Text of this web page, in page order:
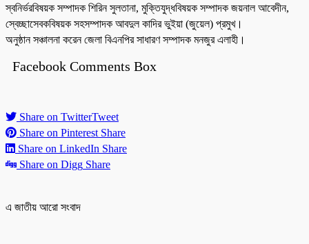
স্বনির্ভরবিষয়ক সম্পাদক শিরিন সুলতানা, মুক্তিযুদ্ধবিষয়ক সম্পাদক জয়নাল আবেদীন,
স্বেচ্ছাসেবকবিষয়ক সহসম্পাদক আবদুল কাদির ভুইয়া (জুয়েল) প্রমুখ।
অনুষ্ঠান সঞ্চালনা করেন জেলা বিএনপির সাধারণ সম্পাদক মনজুর এলাহী।
Facebook Comments Box
Share on TwitterTweet
Share on Pinterest Share
Share on LinkedIn Share
Share on Digg Share
এ জাতীয় আরো সংবাদ